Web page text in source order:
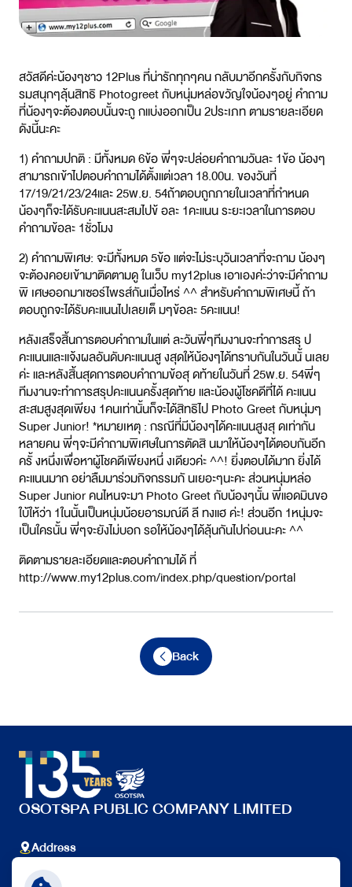
สวัสดีค่ะน้องๆชาว 12Plus ที่น่ารักทุกๆคน กลับมาอีกครั้งกับกิจกร
รมสนุกๆลุ้นสิทธิ Photogreet กับหนุ่มหล่อขวัญใจน้องๆอยู่ คำถาม
ที่น้องๆจะต้องตอบนั้นจะถู กแบ่งออกเป็น 2ประเภท ตามรายละเอียด
ดังนี้นะคะ
1) คำถามปกติ : มีทั้งหมด 6ข้อ พี่ๆจะปล่อยคำถามวันละ 1ข้อ น้องๆ
สามารถเข้าไปตอบคำถามได้ตั้งแต่เวลา 18.00น. ของวันที่
17/19/21/23/24และ 25พ.ย. 54ถ้าตอบถูกภายในเวลาที่กำหนด
น้องๆก็จะได้รับคะแนนสะสมไปข้ อละ 1คะแนน ระยะเวลาในการตอบ
คำถามข้อละ 1ชั่วโมง
2) คำถามพิเศษ: จะมีทั้งหมด 5ข้อ แต่จะไม่ระบุวันเวลาที่จะถาม น้องๆ
จะต้องคอยเข้ามาติดตามดู ในเว็บ my12plus เอาเองค่ะว่าจะมีคำถาม
พิ เศษออกมาเซอร์ไพรส์กันเมื่อไหร่ ^^ สำหรับคำถามพิเศษนี้ ถ้า
ตอบถูกจะได้รับคะแนนไปเลยเต็ มๆข้อละ 5คะแนน!
หลังเสร็จสิ้นการตอบคำถามในแต่ ละวันพี่ๆทีมงานจะทำการสรุ ป
คะแนนและแจ้งผลอันดับคะแนนสู งสุดให้น้องๆได้ทราบกันในวันนั้ นเลย
ค่ะ และหลังสิ้นสุดการตอบคำถามข้อสุ ดท้ายในวันที่ 25พ.ย. 54พี่ๆ
ทีมงานจะทำการสรุปคะแนนครั้งสุดท้าย และน้องผู้โชคดีที่ได้ คะแนน
สะสมสูงสุดเพียง 1คนเท่านั้นก็จะได้สิทธิไป Photo Greet กับหนุ่มๆ
Super Junior! *หมายเหตุ : กรณีที่มีน้องๆได้คะแนนสูงสุ ดเท่ากัน
หลายคน พี่ๆจะมีคำถามพิเศษในการตัดสิ นมาให้น้องๆได้ตอบกันอีก
ครั้ งหนึ่งเพื่อหาผู้โชคดีเพียงหนึ่ งเดียวค่ะ ^^! ยิ่งตอบได้มาก ยิ่งได้
คะแนนมาก อย่าลืมมาร่วมกิจกรรมกั นเยอะๆนะคะ ส่วนหนุ่มหล่อ
Super Junior คนไหนจะมา Photo Greet กับน้องๆนั้น พี่แอดมินขอ
ใบ้ให้ว่า 1ในนั้นเป็นหนุ่มน้อยอารมณ์ดี ลี ทงแฮ ค่ะ! ส่วนอีก 1หนุ่มจะ
เป็นใครนั้น พี่ๆจะยังไม่บอก รอให้น้องๆได้ลุ้นกันไปก่อนนะคะ ^^
ติดตามรายละเอียดและตอบคำถามได้ ที่
http://www.my12plus.com/index.php/question/portal
Back
OSOTSPA PUBLIC COMPANY LIMITED
Address
348 Ramkhamhaeng Rd., Huamak, Bangkapi, Bangkok
10240 Thailand.